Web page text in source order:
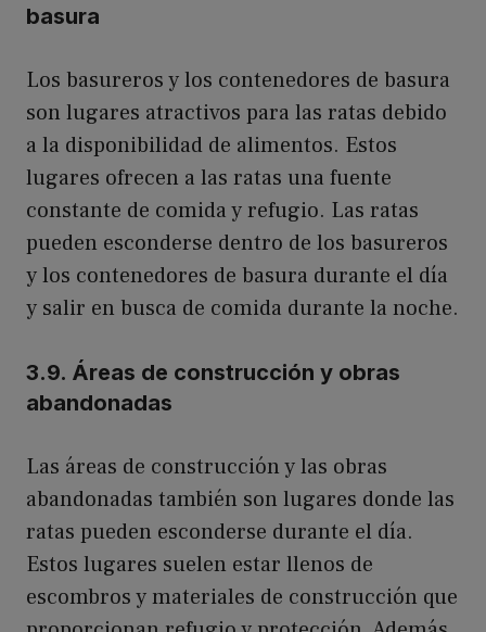
basura
Los basureros y los contenedores de basura
son lugares atractivos para las ratas debido
a la disponibilidad de alimentos. Estos
lugares ofrecen a las ratas una fuente
constante de comida y refugio. Las ratas
pueden esconderse dentro de los basureros
y los contenedores de basura durante el día
y salir en busca de comida durante la noche.
3.9. Áreas de construcción y obras
abandonadas
Las áreas de construcción y las obras
abandonadas también son lugares donde las
ratas pueden esconderse durante el día.
Estos lugares suelen estar llenos de
escombros y materiales de construcción que